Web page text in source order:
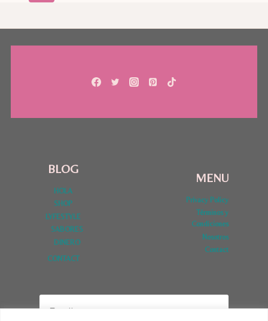
BLOG
HOLA
SHOP
LYFESTYLE
SABORES
DINERO
CONTACT
MENU
Privacy Policy
Términos y
Condiciones
Nosotros
Contact